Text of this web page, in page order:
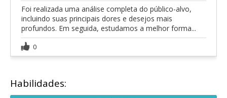
Foi realizada uma análise completa do público-alvo,
incluindo suas principais dores e desejos mais
profundos. Em seguida, estudamos a melhor forma...
0
Habilidades: